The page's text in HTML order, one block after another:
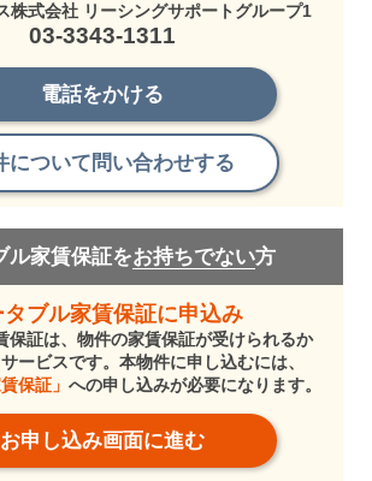
株式会社 リーシングサポートグループ1
03-3343-1311
電話をかける
について問い合わせする
ル家賃保証をお持ちでない方
タブル家賃保証に申込み
保証は、物件の家賃保証が受けられるか
ービスです。本物件に申し込むには、
保証」 への申し込みが必要になります。
お申し込み画面に進む